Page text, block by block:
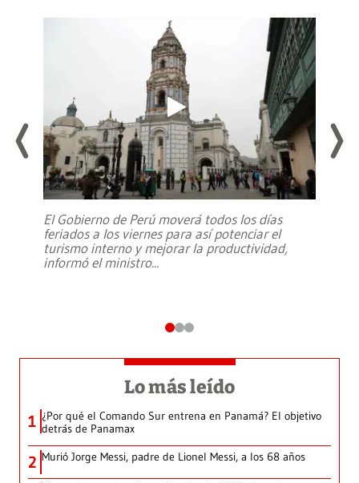
El Gobierno de Perú moverá todos los días
feriados a los viernes para así potenciar el
turismo interno y mejorar la productividad,
informó el ministro...
Lo más leído
1 ¿Por qué el Comando Sur entrena en Panamá? El objetivo
detrás de Panamax
2 Murió Jorge Messi, padre de Lionel Messi, a los 68 años